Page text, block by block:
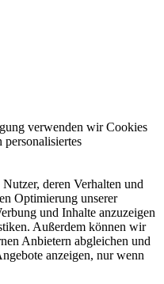
verwenden wir Cookies
deren Verhalten und
Optimierung unserer
und Inhalte anzuzeigen
Außerdem können wir
Anbietern abgleichen und
anzeigen, nur wenn